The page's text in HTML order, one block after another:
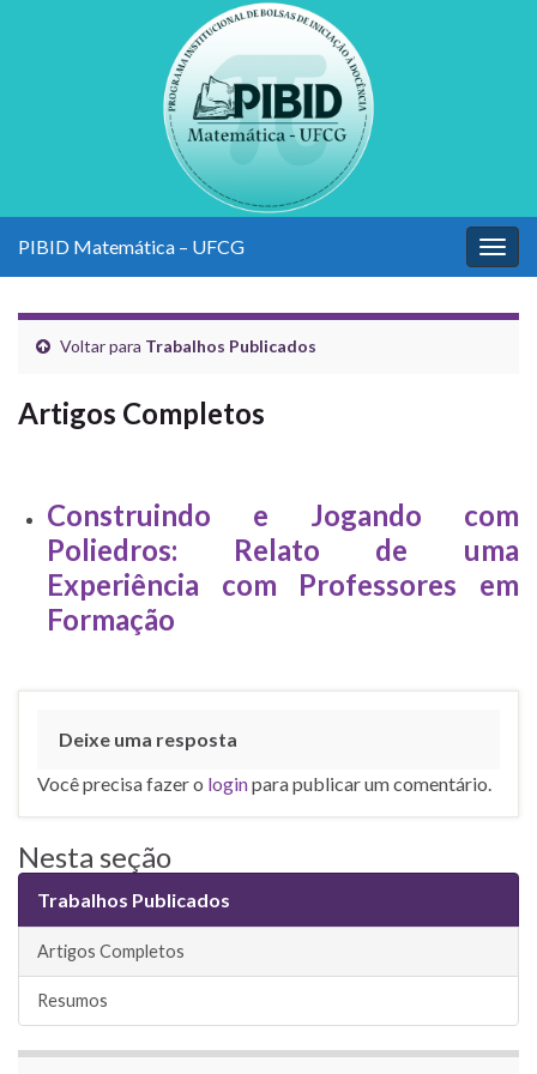
PIBID Matemática – UFCG
Voltar para Trabalhos Publicados
Artigos Completos
Construindo e Jogando com
Poliedros: Relato de uma
Experiência com Professores em
Formação
Deixe uma resposta
Você precisa fazer o loginpara publicar um comentário.
Nesta seção
Trabalhos Publicados
Artigos Completos
Resumos